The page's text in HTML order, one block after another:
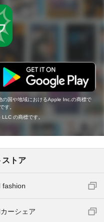
国や地域におけるApple Inc.の商標で
す。
の商標です。
ストア
fashion
ーシェア